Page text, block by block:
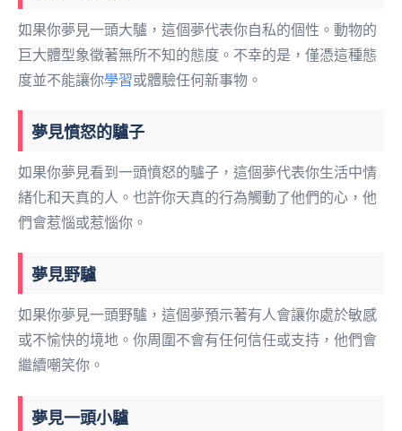
如果你夢見一頭大驢，這個夢代表你自私的個性。動物的
巨大體型象徵著無所不知的態度。不幸的是，僅憑這種態
度並不能讓你學習或體驗任何新事物。
夢見憤怒的驢子
如果你夢見看到一頭憤怒的驢子，這個夢代表你生活中情
緒化和天真的人。也許你天真的行為觸動了他們的心，他
們會惹惱或惹惱你。
夢見野驢
如果你夢見一頭野驢，這個夢預示著有人會讓你處於敏感
或不愉快的境地。你周圍不會有任何信任或支持，他們會
繼續嘲笑你。
夢見一頭小驢